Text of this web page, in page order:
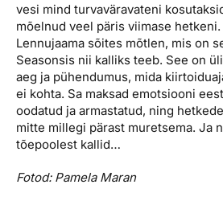
vesi mind turvaväravateni
mõelnud veel päris viimase hetkeni.
Lennujaama sõites mõtlen, mis on
Seasonsis nii kalliks teeb. See on
aeg ja pühendumus, mida
ei kohta. Sa maksad emotsiooni
oodatud ja armastatud, ning
mitte millegi pärast muretsema. Ja
tõepoolest kallid…
Fotod: Pamela Maran